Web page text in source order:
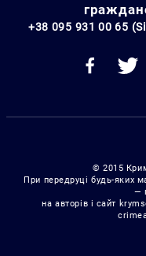
+38 095 931 00 65
© 2015
При передруці будь-яких
—
на авторів і сайт